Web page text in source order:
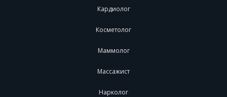
Кардиолог
Косметолог
Маммолог
Массажист
Нарколог